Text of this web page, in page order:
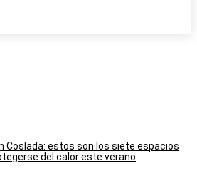
Coslada: estos son los siete espacios
del calor este verano